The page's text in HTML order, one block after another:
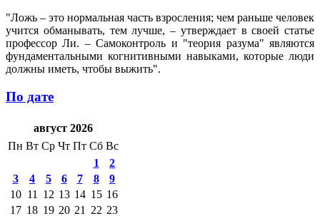
"Ложь – это нормальная часть взросления; чем раньше человек
учится обманывать, тем лучше, – утверждает в своей статье
профессор Ли. – Самоконтроль и "теория разума" являются
фундаментальными когнитивными навыками, которые люди
должны иметь, чтобы выжить".
По дате
август 2026
Пн Вт Ср Чт Пт Сб Вс
1
2
3
4 5 6 7 8
9
10 11 12 13 14 15 16
17 18 19 20 21 22 23